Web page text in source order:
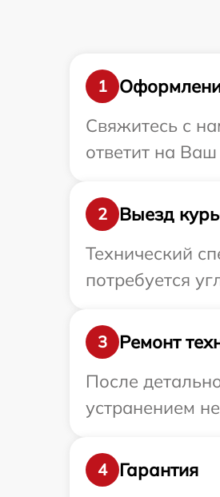
1
Свяжитесь с
ответит на
2
Выезд
Технический
потребуется
3
Ремонт
После
устранением
4
Гарантия